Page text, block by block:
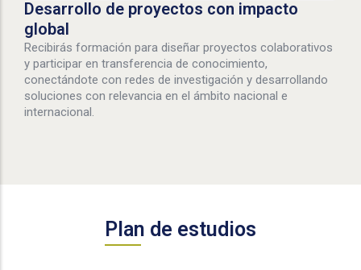
Desarrollo de proyectos con impacto
global
Recibirás formación para diseñar proyectos colaborativos
y participar en transferencia de conocimiento,
conectándote con redes de investigación y desarrollando
soluciones con relevancia en el ámbito nacional e
internacional.
Plan de estudios